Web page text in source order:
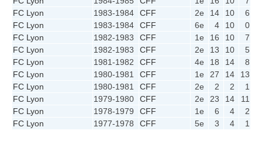
FC Lyon
1983-1984 CFF 2e 14 10 6
FC Lyon
1983-1984 CFF 6e 4 10 0
FC Lyon
1982-1983 CFF 1e 16 10 7
FC Lyon
1982-1983 CFF 2e 13 10 5
FC Lyon
1981-1982 CFF 4e 18 14 8
FC Lyon
1980-1981 CFF 1e 27 14 13
FC Lyon
1980-1981 CFF 2e 2 2 1
FC Lyon
1979-1980 CFF 2e 23 14 11
FC Lyon
1978-1979 CFF 1e 6 4 2
FC Lyon
1977-1978 CFF 5e 3 4 1